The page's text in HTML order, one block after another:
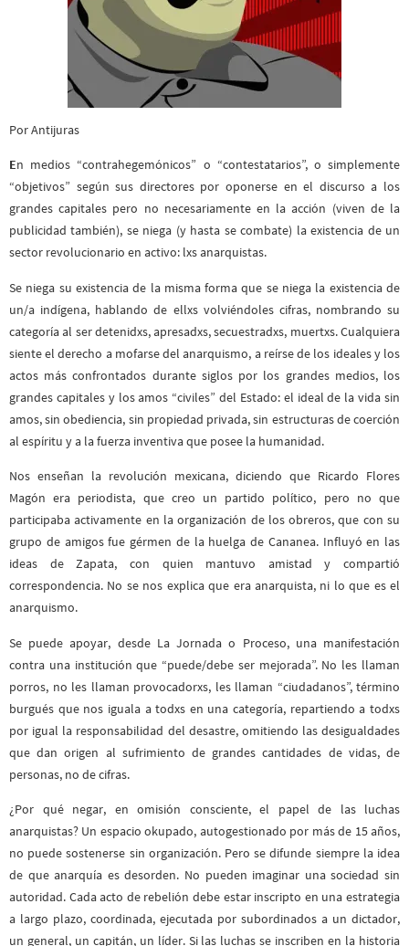
Por Antijuras
En medios “contrahegemónicos” o “contestatarios”, o simplemente
“objetivos” según sus directores por oponerse en el discurso a los
grandes capitales pero no necesariamente en la acción (viven de la
publicidad también), se niega (y hasta se combate) la existencia de un
sector revolucionario en activo: lxs anarquistas.
Se niega su existencia de la misma forma que se niega la existencia de
un/a indígena, hablando de ellxs volviéndoles cifras, nombrando su
categoría al ser detenidxs, apresadxs, secuestradxs, muertxs. Cualquiera
siente el derecho a mofarse del anarquismo, a reírse de los ideales y los
actos más confrontados durante siglos por los grandes medios, los
grandes capitales y los amos “civiles” del Estado: el ideal de la vida sin
amos, sin obediencia, sin propiedad privada, sin estructuras de coerción
al espíritu y a la fuerza inventiva que posee la humanidad.
Nos enseñan la revolución mexicana, diciendo que Ricardo Flores
Magón era periodista, que creo un partido político, pero no que
participaba activamente en la organización de los obreros, que con su
grupo de amigos fue gérmen de la huelga de Cananea. Influyó en las
ideas de Zapata, con quien mantuvo amistad y compartió
correspondencia. No se nos explica que era anarquista, ni lo que es el
anarquismo.
Se puede apoyar, desde La Jornada o Proceso, una manifestación
contra una institución que “puede/debe ser mejorada”. No les llaman
porros, no les llaman provocadorxs, les llaman “ciudadanos”, término
burgués que nos iguala a todxs en una categoría, repartiendo a todxs
por igual la responsabilidad del desastre, omitiendo las desigualdades
que dan origen al sufrimiento de grandes cantidades de vidas, de
personas, no de cifras.
¿Por qué negar, en omisión consciente, el papel de las luchas
anarquistas? Un espacio okupado, autogestionado por más de 15 años,
no puede sostenerse sin organización. Pero se difunde siempre la idea
de que anarquía es desorden. No pueden imaginar una sociedad sin
autoridad. Cada acto de rebelión debe estar inscripto en una estrategia
a largo plazo, coordinada, ejecutada por subordinados a un dictador,
un general, un capitán, un líder. Si las luchas se inscriben en la historia